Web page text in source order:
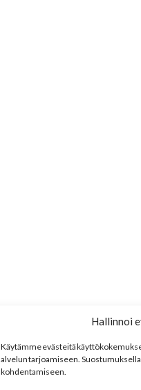
Hallinnoi
Käytämmeevästeitä
alveluntarjoamiseen
kohdentamiseen.